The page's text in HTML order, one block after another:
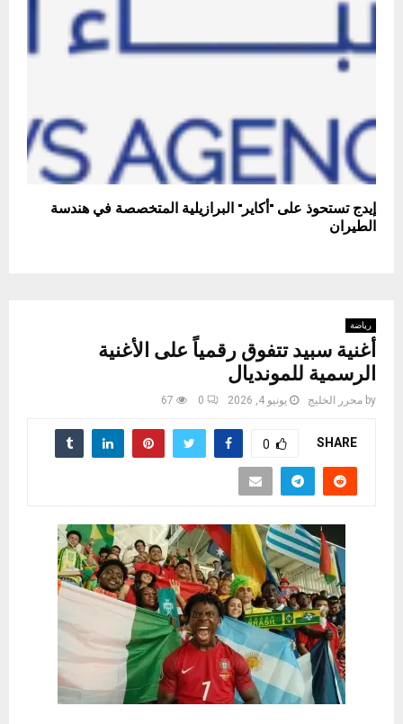
إيدج تستحوذ على "أكاير" البرازيلية المتخصصة في هندسة
الطيران
رياضة
أغنية سبيد تتفوق رقمياً على الأغنية
الرسمية للمونديال
by محرر الخليج يونيو 4, 2026 0
67
SHARE
0